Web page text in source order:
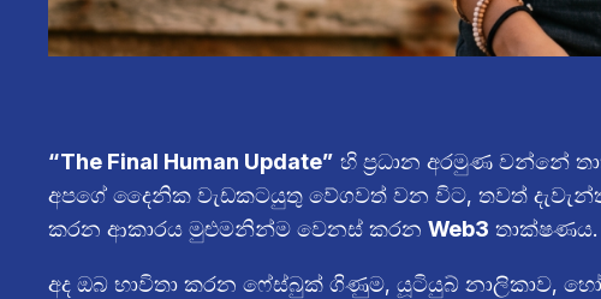
“The Final Human Update” හි ප්‍රධාන අරමුණ වන්නේ
අපගේ දෛනික වැඩකටයුතු වේගවත් වන විට, තවත්
කරන ආකාරය මුළුමනින්ම වෙනස් කරන Web3 තාක්ෂණය.
අද ඔබ භාවිතා කරන ෆේස්බුක් ගිණුම, යූටියුබ් නාලිකාව, හෝ